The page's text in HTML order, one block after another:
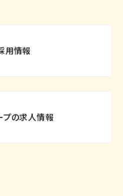
用情報
プの求人情報